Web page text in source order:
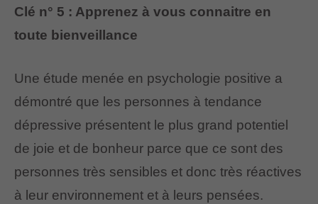
Clé n° 5 : Apprenez à vous connaitre en
toute bienveillance
Une étude menée en psychologie positive a
démontré que les personnes à tendance
dépressive présentent le plus grand potentiel
de joie et de bonheur parce que ce sont des
personnes très sensibles et donc très réactives
à leur environnement et à leurs pensées.